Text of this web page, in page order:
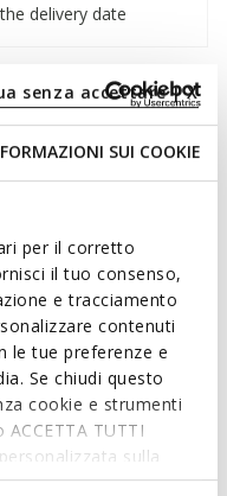
SUI COOKIE
per il corretto
il tuo consenso,
e tracciamento
contenuti
le tue preferenze e
Se chiudi questo
cookie e strumenti
TUTTI
sulla
senza accettare | X
delivery date
timeless design,
with a timeless design
here in smooth
Barberigo is ideal
business looks.